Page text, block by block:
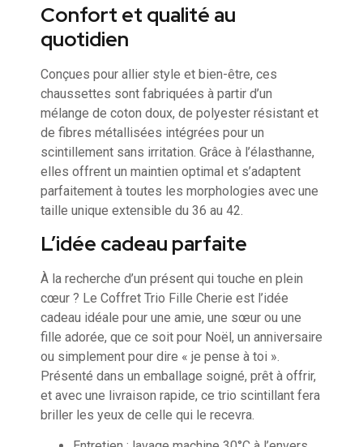
Confort et qualité au
quotidien
Conçues pour allier style et bien-être, ces
chaussettes sont fabriquées à partir d’un
mélange de coton doux, de polyester résistant et
de fibres métallisées intégrées pour un
scintillement sans irritation. Grâce à l’élasthanne,
elles offrent un maintien optimal et s’adaptent
parfaitement à toutes les morphologies avec une
taille unique extensible du 36 au 42.
L’idée cadeau parfaite
À la recherche d’un présent qui touche en plein
cœur ? Le Coffret Trio Fille Cherie est l’idée
cadeau idéale pour une amie, une sœur ou une
fille adorée, que ce soit pour Noël, un anniversaire
ou simplement pour dire « je pense à toi ».
Présenté dans un emballage soigné, prêt à offrir,
et avec une livraison rapide, ce trio scintillant fera
briller les yeux de celle qui le recevra.